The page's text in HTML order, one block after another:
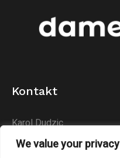
We value your privacy
Kontakt
Karol Dudzic
Huta Podłysica 24B
26-004 Bieliny